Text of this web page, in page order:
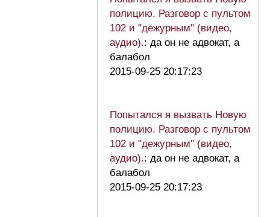
полицию. Разговор с пультом
102 и "дежурным" (видео,
аудио).: да он не адвокат, а
балабол
2015-09-25 20:17:23
Попытался я вызвать Новую
полицию. Разговор с пультом
102 и "дежурным" (видео,
аудио).: да он не адвокат, а
балабол
2015-09-25 20:17:23